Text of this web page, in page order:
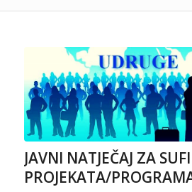
JAVNI NATJEČAJ ZA
PROJEKATA/